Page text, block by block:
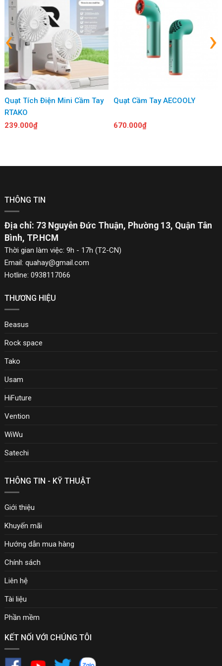
Quạt Tích Điện Mini Cầm Tay
RTAKO
239.000₫
Quạt Cầm Tay AECOOLY
670.000₫
‹ ›
THÔNG TIN
Địa chỉ: 73 Nguyễn Đức Thuận, Phường 13, Quận Tân
Bình, TP.HCM
Thời gian làm việc: 9h - 17h (T2-CN)
Email: quahay@gmail.com
Hotline: 0938117066
THƯƠNG HIỆU
Beasus
Rock space
Tako
Usam
HiFuture
Vention
WiWu
Satechi
THÔNG TIN - KỸ THUẬT
Giới thiệu
Khuyến mãi
Hướng dẫn mua hàng
Chính sách
Liên hệ
Tài liệu
Phần mềm
KẾT NỐI VỚI CHÚNG TÔI